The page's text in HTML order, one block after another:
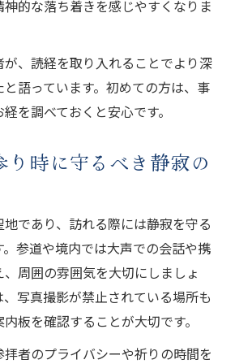
的な落ち着きを感じやすくなりま
、読経を取り入れることでより深
語っています。初めての方は、事
を調べておくと安心です。
り時に守るべき静寂の
であり、訪れる際には静寂を守る
参道や境内では大声での会話や携
周囲の雰囲気を大切にしましょ
写真撮影が禁止されている場所も
板を確認することが大切です。
者のプライバシーや祈りの時間を